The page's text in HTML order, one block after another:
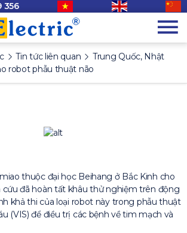
356
Tin tức liên quan
Trung Quốc, Nhật
robot phẫu thuật não
thuộc đại học Beihang ở Bắc Kinh cho
đã hoàn tất khâu thử nghiệm trên động
khả thi của loại robot này trong phẫu thuật
(VIS) để điều trị các bệnh về tim mạch và